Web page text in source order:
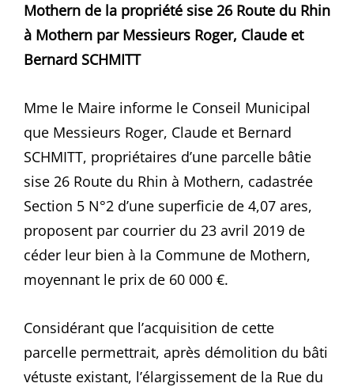
Mothern de la propriété sise 26 Route du Rhin
à Mothern par Messieurs Roger, Claude et
Bernard SCHMITT
Mme le Maire informe le Conseil Municipal
que Messieurs Roger, Claude et Bernard
SCHMITT, propriétaires d’une parcelle bâtie
sise 26 Route du Rhin à Mothern, cadastrée
Section 5 N°2 d’une superficie de 4,07 ares,
proposent par courrier du 23 avril 2019 de
céder leur bien à la Commune de Mothern,
moyennant le prix de 60 000 €.
Considérant que l’acquisition de cette
parcelle permettrait, après démolition du bâti
vétuste existant, l’élargissement de la Rue du